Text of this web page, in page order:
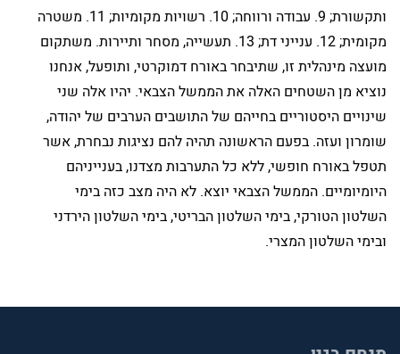
ותקשורת; 9. עבודה ורווחה; 10. רשויות מקומיות; 11. משטרה
מקומית;12. ענייני דת; 13. תעשייה, מסחר ותיירות. משתקום
מועצה מינהלית זו, שתיבחר באורח דמוקרטי, ותופעל, אנחנו
נוציא מן השטחים האלה את הממשל הצבאי. יהיו אלה שני
שינויים היסטוריים בחייהם של התושבים הערבים של יהודה,
שומרון ועזה. בפעם הראשונה תהיה להם נציגות נבחרת, אשר
תטפל באורח חופשי, ללא כל התערבות מצדנו, בענייניהם
היומיומיים. הממשל הצבאי יוצא. לא היה מצב כזה בימי
השלטון הטורקי, בימי השלטון הבריטי, בימי השלטון הירדני
ובימי השלטון המצרי.